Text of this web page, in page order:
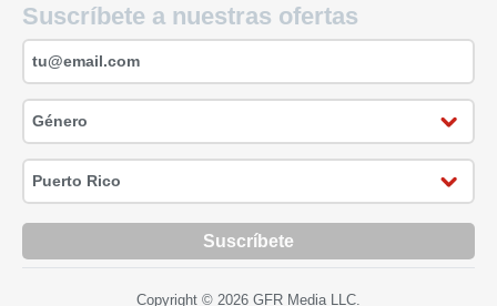
Suscríbete a nuestras ofertas
Suscríbete
Copyright © 2026 GFR Media LLC.